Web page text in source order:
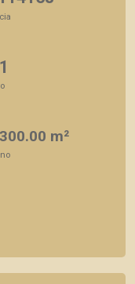
1
300.00 m²